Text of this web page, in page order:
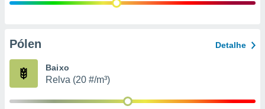
Pólen Detalhe
Baixo
Relva (20 #/m³)